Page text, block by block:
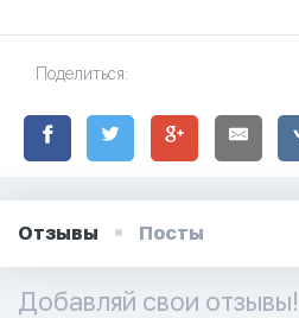
Поделиться:
Отзывы Посты
Добавляй свои